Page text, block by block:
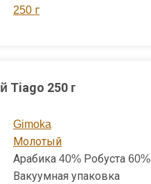
250 г
Tiago 250 г
Gimoka
Молотый
Арабика 40% Робуста 60%
Вакуумная упаковка